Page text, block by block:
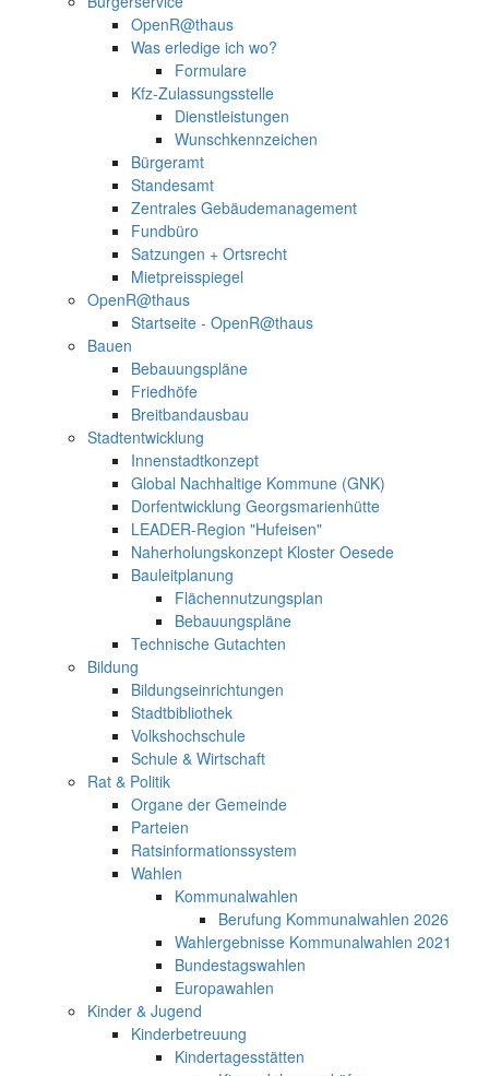
OpenR@thaus
Was erledige ich wo?
Formulare
Kfz-Zulassungsstelle
Dienstleistungen
Wunschkennzeichen
Bürgeramt
Standesamt
Zentrales Gebäudemanagement
Fundbüro
Satzungen + Ortsrecht
Mietpreisspiegel
OpenR@thaus
Startseite - OpenR@thaus
Bauen
Bebauungspläne
Friedhöfe
Breitbandausbau
Stadtentwicklung
Innenstadtkonzept
Global Nachhaltige Kommune (GNK)
Dorfentwicklung Georgsmarienhütte
LEADER-Region "Hufeisen"
Naherholungskonzept Kloster Oesede
Bauleitplanung
Flächennutzungsplan
Bebauungspläne
Technische Gutachten
Bildung
Bildungseinrichtungen
Stadtbibliothek
Volkshochschule
Schule & Wirtschaft
Rat & Politik
Organe der Gemeinde
Parteien
Ratsinformationssystem
Wahlen
Kommunalwahlen
Berufung Kommunalwahlen 2026
Wahlergebnisse Kommunalwahlen 2021
Bundestagswahlen
Europawahlen
Kinder & Jugend
Kinderbetreuung
Kindertagesstätten